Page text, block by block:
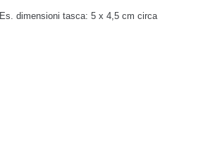
Es. dimensioni tasca: 5 x 4,5 cm circa